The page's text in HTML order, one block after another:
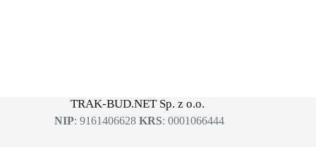
TRAK-BUD.NET Sp. z o.o.
NIP: 9161406628 KRS: 0001066444